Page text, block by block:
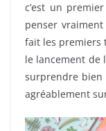
c’est un
penser vraiment
fait les premiers
le lancement de
surprendre bien
agréablement